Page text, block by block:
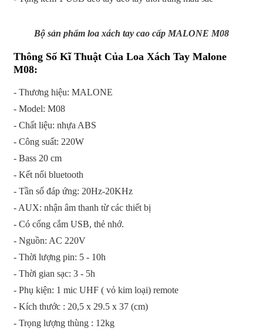
Bộ sản phẩm loa xách tay cao cấp MALONE M08
Thông Số Kĩ Thuật Của Loa Xách Tay Malone
M08:
- Thương hiệu: MALONE
- Model: M08
- Chất liệu: nhựa ABS
- Công suất: 220W
- Bass 20 cm
- Kết nối bluetooth
- Tần số đáp ứng: 20Hz-20KHz
- AUX: nhận âm thanh từ các thiết bị
- Có cổng cắm USB, thẻ nhớ.
- Nguồn: AC 220V
- Thời lượng pin: 5 - 10h
- Thời gian sạc: 3 - 5h
- Phụ kiện: 1 mic UHF ( vỏ kim loại) remote
- Kích thước : 20,5 x 29.5 x 37 (cm)
- Trọng lượng thùng : 12kg